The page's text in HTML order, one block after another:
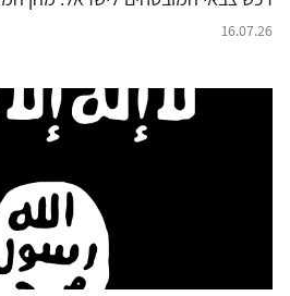
המדאיג, לקראת בחירות האמצע
16.07.26